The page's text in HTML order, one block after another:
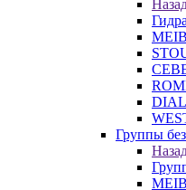
DIAL
Группы